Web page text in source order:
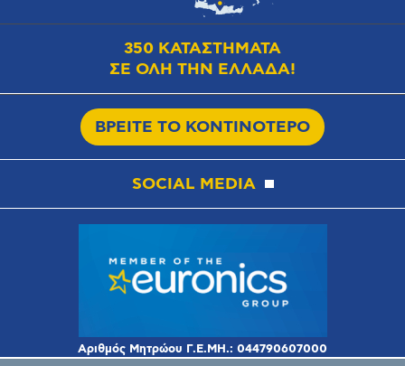
350 ΚΑΤΑΣΤΗΜΑΤΑ
ΣΕ ΟΛΗ ΤΗΝ ΕΛΛΑΔΑ!
ΒΡΕΙΤΕ ΤΟ ΚΟΝΤΙΝΟΤΕΡΟ
SOCIAL MEDIA